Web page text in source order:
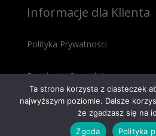
Informacje dla Klienta
Polityka Prywatności
Regulamin Sprzedaży
Ta strona korzysta z ciasteczek
najwyższym poziomie. Dalsze
że zgadzasz się na
Zgoda
Polityka